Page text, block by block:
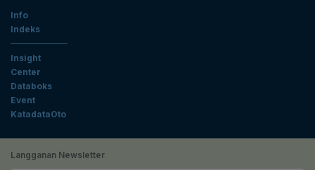
Info
Indeks
Insight
Center
Databoks
Event
KatadataOto
Langganan Newsletter